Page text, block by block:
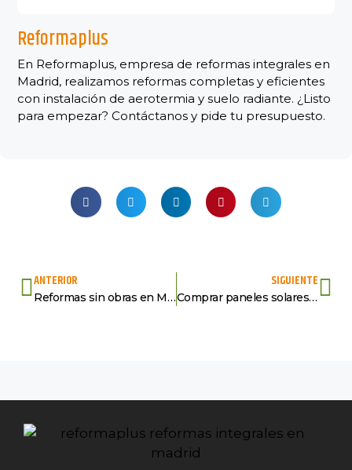
Reformaplus
En Reformaplus, empresa de reformas integrales en
Madrid, realizamos reformas completas y eficientes
con instalación de aerotermia y suelo radiante. ¿Listo
para empezar? Contáctanos y pide tu presupuesto.
ANTERIOR
Reformas sin obras en Madrid: Cómo transformar tu espacio sin complicaciones
SIGUIENTE
Comprar paneles solares para el hogar: Todo lo que necesitas saber